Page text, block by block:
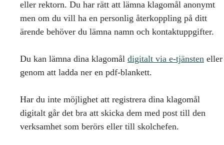
eller rektorn. Du har rätt att lämna klagomål anonymt
men om du vill ha en personlig återkoppling på ditt
ärende behöver du lämna namn och kontaktuppgifter.
Du kan lämna dina klagomål digitalt via e-tjänsten eller
genom att ladda ner en pdf-blankett.
Har du inte möjlighet att registrera dina klagomål
digitalt går det bra att skicka dem med post till den
verksamhet som berörs eller till skolchefen.